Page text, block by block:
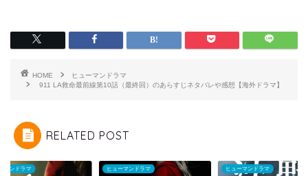
HOME
ヒューマンドラマ
911 LA救命最前線第10話（最終回）のあらすじネタバレや感想【海外ドラマ】
RELATED POST
マンドラマ ヒューマンドラマ ヒューマンドラマ